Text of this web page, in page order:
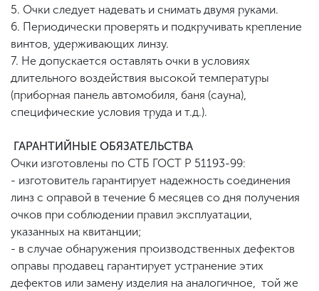
5. Очки следует надевать и снимать двумя руками.
6. Периодически проверять и подкручивать крепление
винтов, удерживающих линзу.
7. Не допускается оставлять очки в условиях
длительного воздействия высокой температуры
(приборная панель автомобиля, баня (сауна),
специфические условия труда и т.д.).
ГАРАНТИЙНЫЕ ОБЯЗАТЕЛЬСТВА
Очки изготовлены по СТБ ГОСТ Р 51193-99:
- изготовитель гарантирует надежность соединения
линз с оправой в течение 6 месяцев со дня получения
очков при соблюдении правил эксплуатации,
указанных на квитанции;
- в случае обнаружения производственных дефектов
оправы продавец гарантирует устранение этих
дефектов или замену изделия на аналогичное, той же